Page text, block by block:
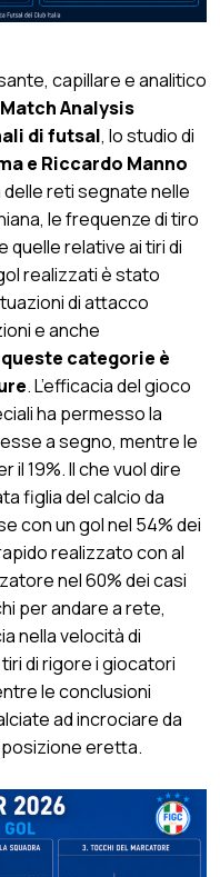
capillare e analitico
Analysis
di futsal, lo studio di
e Riccardo Manno
delle reti segnate nelle
le frequenze di tiro
quelle relative ai tiri di
realizzati è stato
di attacco
e anche
queste categorie è
. L’efficacia del gioco
ha permesso la
a segno, mentre le
il 19%. Il che vuol dire
figlia del calcio da
con un gol nel 54% dei
realizzato con al
nel 60% dei casi
per andare a rete,
nella velocità di
di rigore i giocatori
le conclusioni
ad incrociare da
eretta.